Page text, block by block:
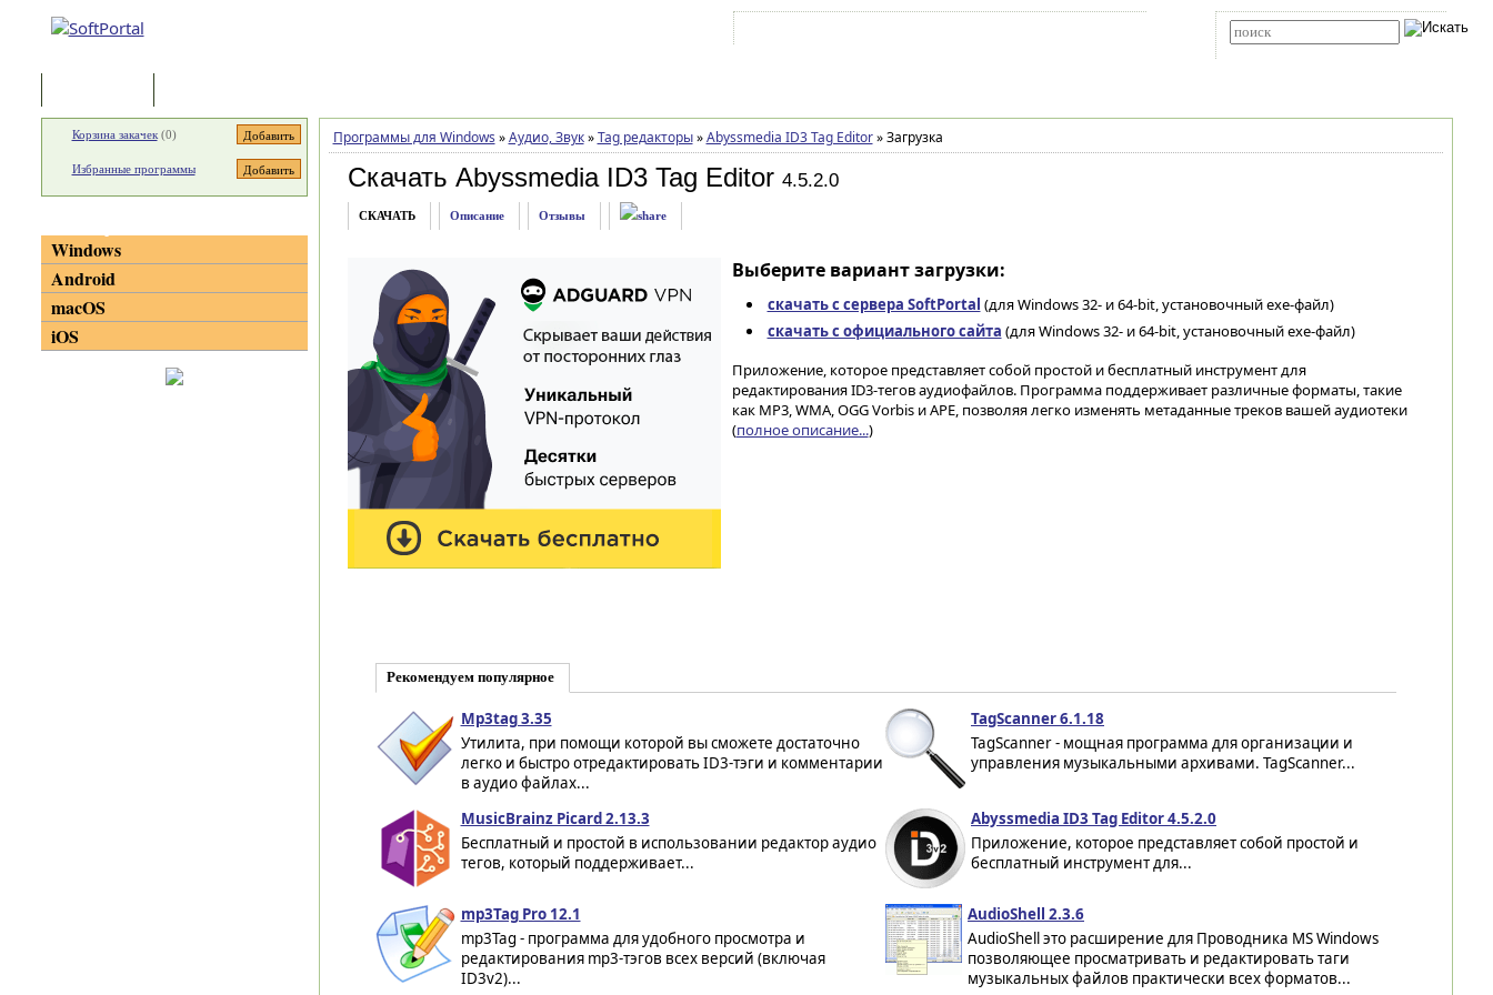
Программы для Windows » Аудио, Звук » Tag редакторы » Abyssmedia ID3 Tag Editor »Загрузка
Скачать Abyssmedia ID3 Tag Editor 4.5.2.0
СКАЧАТЬ Описание Отзывы
Выберите вариант загрузки:
скачать с сервера SoftPortal (для Windows 32- и 64-bit, установочный exe-файл)
скачать с официального сайта (для Windows 32- и 64-bit, установочный exe-файл)
Приложение, которое представляет собой простой и бесплатный инструмент для
редактирования ID3-тегов аудиофайлов. Программа поддерживает различные форматы, такие
как MP3, WMA, OGG Vorbis и APE, позволяя легко изменять метаданные треков вашей аудиотеки
(полное описание...)
Рекомендуем популярное
Mp3tag 3.35
Утилита, при помощи которой вы сможете достаточно
легко и быстро отредактировать ID3-тэги и комментарии
в аудио файлах...
TagScanner 6.1.18
TagScanner - мощная программа для организации и
управления музыкальными архивами. TagScanner...
MusicBrainz Picard 2.13.3
Бесплатный и простой в использовании редактор аудио
тегов, который поддерживает...
Abyssmedia ID3 Tag Editor 4.5.2.0
Приложение, которое представляет собой простой и
бесплатный инструмент для...
mp3Tag Pro 12.1
mp3Tag - программа для удобного просмотра и
редактирования mp3-тэгов всех версий (включая
ID3v2)...
AudioShell 2.3.6
AudioShell это расширение для Проводника MS Windows
позволяющее просматривать и редактировать таги
музыкальных файлов практически всех форматов...
Корзина закачек(0)
Избранные программы
Windows
Android
macOS
iOS